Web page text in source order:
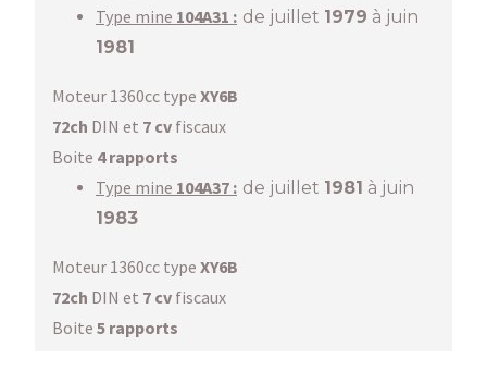
Type mine 104A31 : de juillet 1979 à juin
1981
Moteur 1360cc type XY6B
72ch DIN et 7 cv fiscaux
Boite 4 rapports
Type mine 104A37 : de juillet 1981 à juin
1983
Moteur 1360cc type XY6B
72ch DIN et 7 cv fiscaux
Boite 5 rapports